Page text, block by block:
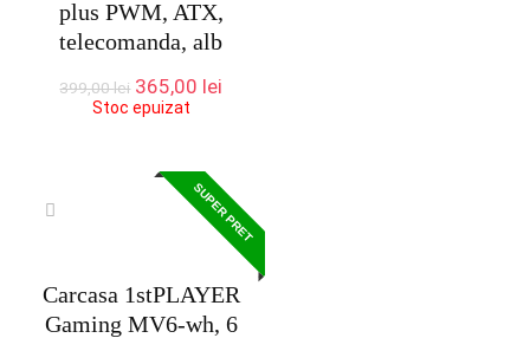
plus PWM, ATX,
telecomanda, alb
399,00lei Prețul
inițial
399,00 lei.
365,00 lei
Stoc epuizat
SUPER PRET
Carcasa 1stPLAYER
Gaming MV6-wh, 6